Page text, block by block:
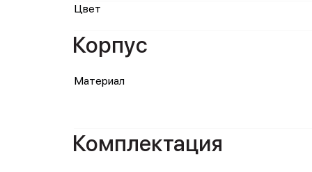
Цвет
Корпус
Материал
Комплектация